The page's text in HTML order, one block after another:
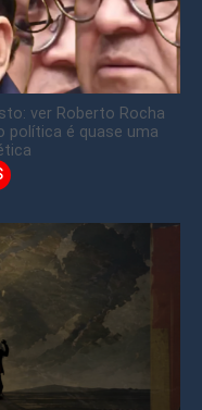
ver Roberto Rocha
política é quase uma